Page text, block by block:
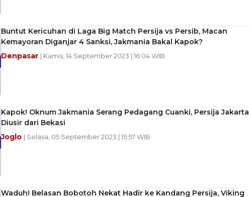
Buntut Kericuhan di Laga Big Match Persija vs Persib, Macan
Kemayoran Diganjar 4 Sanksi, Jakmania Bakal Kapok?
Denpasar | Kamis, 14 September 2023 | 16:04 WIB
Kapok! Oknum Jakmania Serang Pedagang Cuanki, Persija Jakarta
Diusir dari Bekasi
Joglo | Selasa, 05 September 2023 | 15:57 WIB
Waduh! Belasan Bobotoh Nekat Hadir ke Kandang Persija, Viking